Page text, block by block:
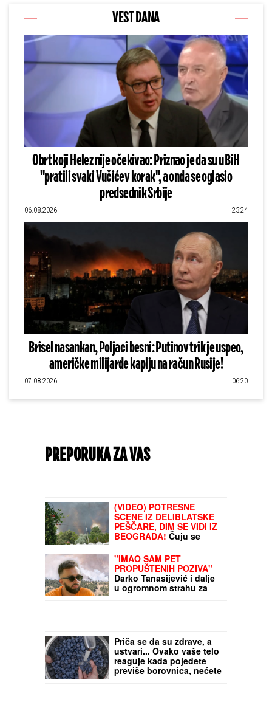
VEST DANA
Obrt koji Helez nije očekivao: Priznao je da su u BiH
"pratili svaki Vučićev korak", a onda se oglasio
predsednik Srbije
06.08.2026 23:24
Brisel nasankan, Poljaci besni: Putinov trik je uspeo,
američke milijarde kaplju na račun Rusije!
07.08.2026 06:20
PREPORUKA ZA VAS
(VIDEO) POTRESNE
SCENE IZ DELIBLATSKE
PEŠČARE, DIM SE VIDI IZ
BEOGRADA!Čuju se